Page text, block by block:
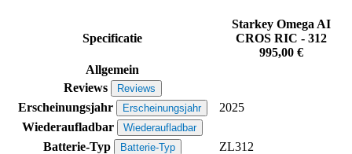
Specificatie
Starkey Omega AI
CROS RIC - 312
995,00 €
Allgemein
Reviews
Reviews
Erscheinungsjahr Erscheinungsjahr
2025
Wiederaufladbar
Wiederaufladbar
Batterie-Typ Batterie-Typ
ZL312